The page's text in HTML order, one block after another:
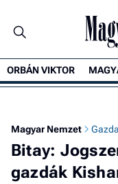
ORBÁN VIKTOR
Magyar Nemzet
Bitay:
gazdák